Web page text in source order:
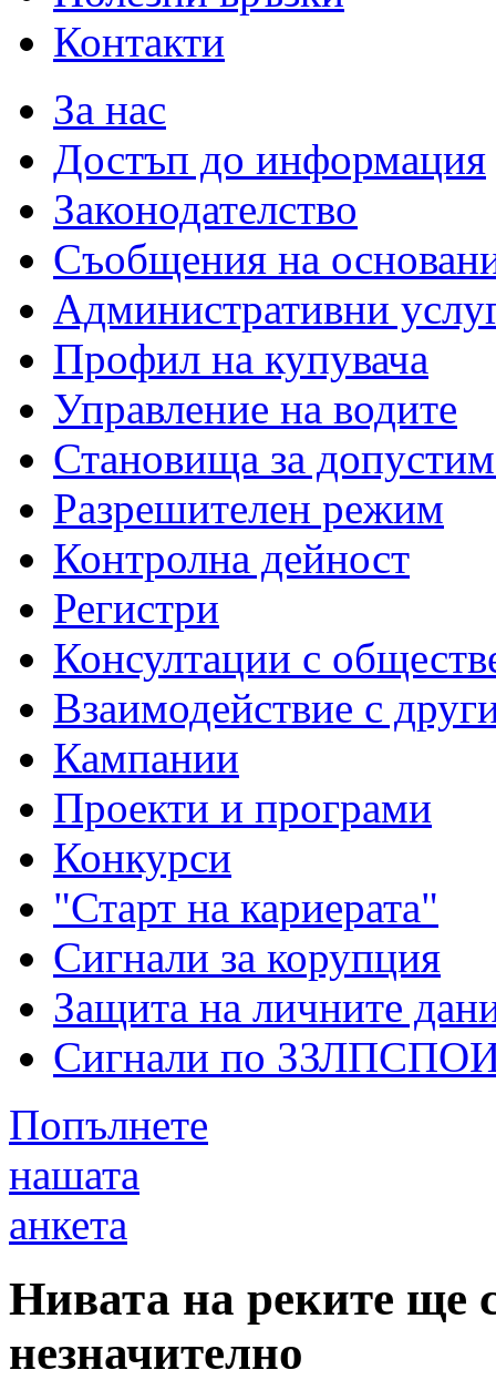
Контакти
За нас
Достъп до информация
Законодателство
Съобщения на
Административни
Профил на купувача
Управление на водите
Становища за
Разрешителен режим
Контролна дейност
Регистри
Консултации с
Взаимодействие с
Кампании
Проекти и програми
Конкурси
"Старт на кариерата"
Сигнали за корупция
Защита на личните
Сигнали по
Попълнете
нашата
анкета
Нивата на реките ще
незначително